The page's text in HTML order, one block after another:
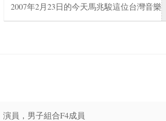
2007年2月23日的今天馬兆駿這位台灣音樂
員，男子組合F4成員